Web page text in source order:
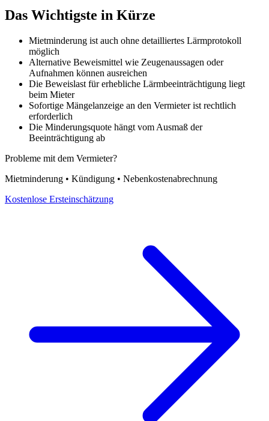
Das Wichtigste in Kürze
Mietminderung ist auch ohne detailliertes Lärmprotokoll
möglich
Alternative Beweismittel wie Zeugenaussagen oder
Aufnahmen können ausreichen
Die Beweislast für erhebliche Lärmbeeinträchtigung liegt
beim Mieter
Sofortige Mängelanzeige an den Vermieter ist rechtlich
erforderlich
Die Minderungsquote hängt vom Ausmaß der
Beeinträchtigung ab
Probleme mit dem Vermieter?
Mietminderung • Kündigung • Nebenkostenabrechnung
Kostenlose Ersteinschätzung